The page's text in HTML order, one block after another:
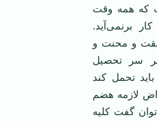
که همه وقت
برنمی‌آید.
و محنت و
سر تحصیل
تحمل کند
لازمه هضم
گفت کلیه